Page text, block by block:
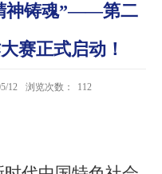
神铸魂”——第二
赛正式启动！
12 浏览次数： 112